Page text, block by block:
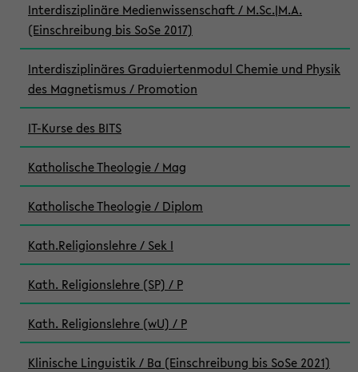
Interdisziplinäre Medienwissenschaft / M.Sc.|M.A.
(Einschreibung bis SoSe 2017)
Interdisziplinäres Graduiertenmodul Chemie und Physik
des Magnetismus / Promotion
IT-Kurse des BITS
Katholische Theologie / Mag
Katholische Theologie / Diplom
Kath.Religionslehre / Sek I
Kath. Religionslehre (SP) / P
Kath. Religionslehre (wU) / P
Klinische Linguistik / Ba (Einschreibung bis SoSe 2021)